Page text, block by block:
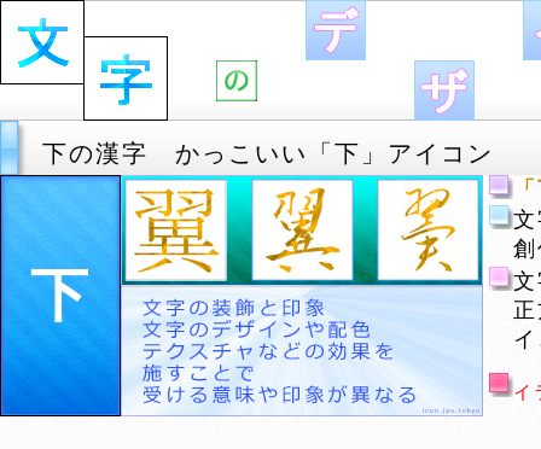
下の漢字 かっこいい「下」アイコン
下
イ